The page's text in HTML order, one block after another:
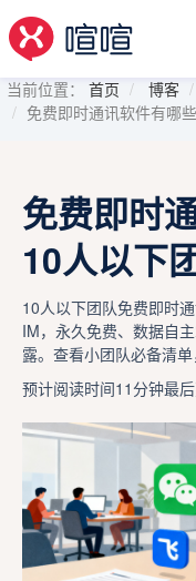
当前位置： 首页 博客
免费即时通讯软件有哪
免费即时
10人以下
10人以下团队免费即时
IM，永久免费、数据自
露。查看小团队必备清
预计阅读时间11分钟最